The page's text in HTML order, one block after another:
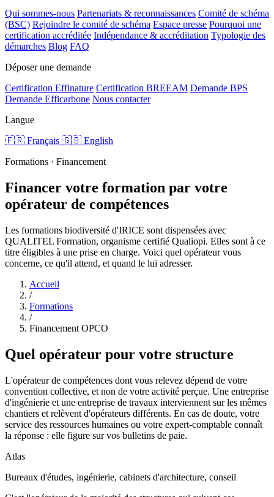
Qui sommes-nous Partenariats & reconnaissances Comité de schéma
(BSC) Rejoindre le comité de schéma Espace presse Pourquoi une
certification accréditée Indépendance & accréditation Typologie des
démarches Blog FAQ
Déposer une demande
Certification Effinature Certification BREEAM Demande BPS
Demande Efficarbone Nous contacter
Langue
🇫🇷 Français 🇬🇧 English
Formations · Financement
Financer votre formation par votre
opérateur de compétences
Les formations biodiversité d'IRICE sont dispensées avec
QUALITEL Formation, organisme certifié Qualiopi. Elles sont à ce
titre éligibles à une prise en charge. Voici quel opérateur vous
concerne, ce qu'il attend, et quand le lui adresser.
Accueil
/
Formations
/
Financement OPCO
Quel opérateur pour votre structure
L'opérateur de compétences dont vous relevez dépend de votre
convention collective, et non de votre activité perçue. Une entreprise
d'ingénierie et une entreprise de travaux interviennent sur les mêmes
chantiers et relèvent d'opérateurs différents. En cas de doute, votre
service des ressources humaines ou votre expert-comptable connaît
la réponse : elle figure sur vos bulletins de paie.
Atlas
Bureaux d'études, ingénierie, cabinets d'architecture, conseil